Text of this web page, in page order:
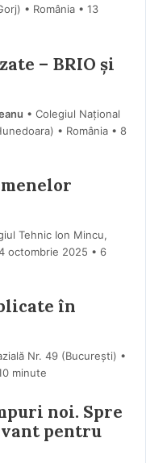
• România
13
– BRIO și
• Colegiul Național
• România
8
Tehnic Ion Mincu,
octombrie 2025 • 6
în
Nr. 49 (Bucureşti) •
minute
noi. Spre
pentru